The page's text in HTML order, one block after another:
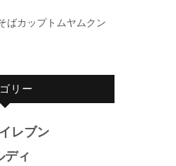
カップトムヤムクン
リー
レブン
ディ